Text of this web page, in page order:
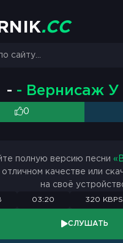
R N K.CC
- - Вернисаж У
0
полную версию песни
отличном качестве или
на своё
03:20 320 KBPS
СЛУШАТЬ